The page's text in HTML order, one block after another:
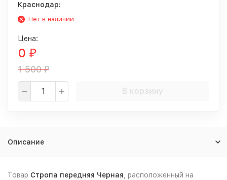
Краснодар:
Нет в наличии
Цена:
0 ₽
1 500₽
В корзину
Описание
Товар Стропа передняя Черная , расположенный на